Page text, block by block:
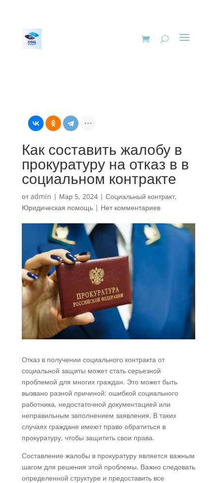
Как составить жалобу в
прокуратуру на отказ в в
социальном контракте
отadmin | Мар 5, 2024| Социальный контракт,
Юридическая помощь| Нет комментариев
Отказ в получении социального контракта от
социальной защиты может стать серьезной
проблемой для многих граждан. Это может быть
вызвано разной причиной: ошибкой социального
работника, недостаточной документацией или
неправильным заполнением заявления. В таких
случаях граждане имеют право обратиться в
прокуратуру, чтобы защитить свои права.
Составление жалобы в прокуратуру является важным
шагом для решения этой проблемы. Важно следовать
определенной структуре и предоставить все